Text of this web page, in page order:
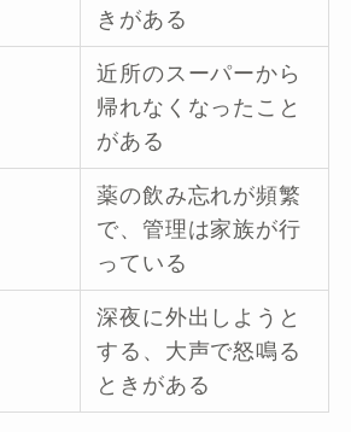
きがある
近所のスーパーから
帰れなくなったこと
がある
薬の飲み忘れが頻繁
で、管理は家族が行
っている
深夜に外出しようと
する、大声で怒鳴る
ときがある